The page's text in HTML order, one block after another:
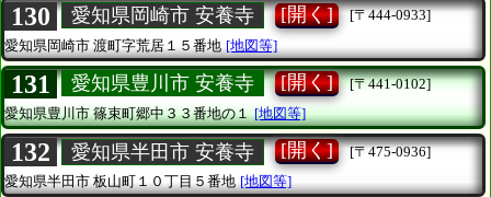
130 愛知県岡崎市 安養寺 [開く]
[〒444-0933]
愛知県岡崎市 渡町字荒居１５番地 [地図等]
131 愛知県豊川市 安養寺 [開く]
[〒441-0102]
愛知県豊川市篠束町郷中３３番地の１ [地図等]
132 愛知県半田市 安養寺 [開く]
[〒475-0936]
愛知県半田市板山町１０丁目５番地 [地図等]